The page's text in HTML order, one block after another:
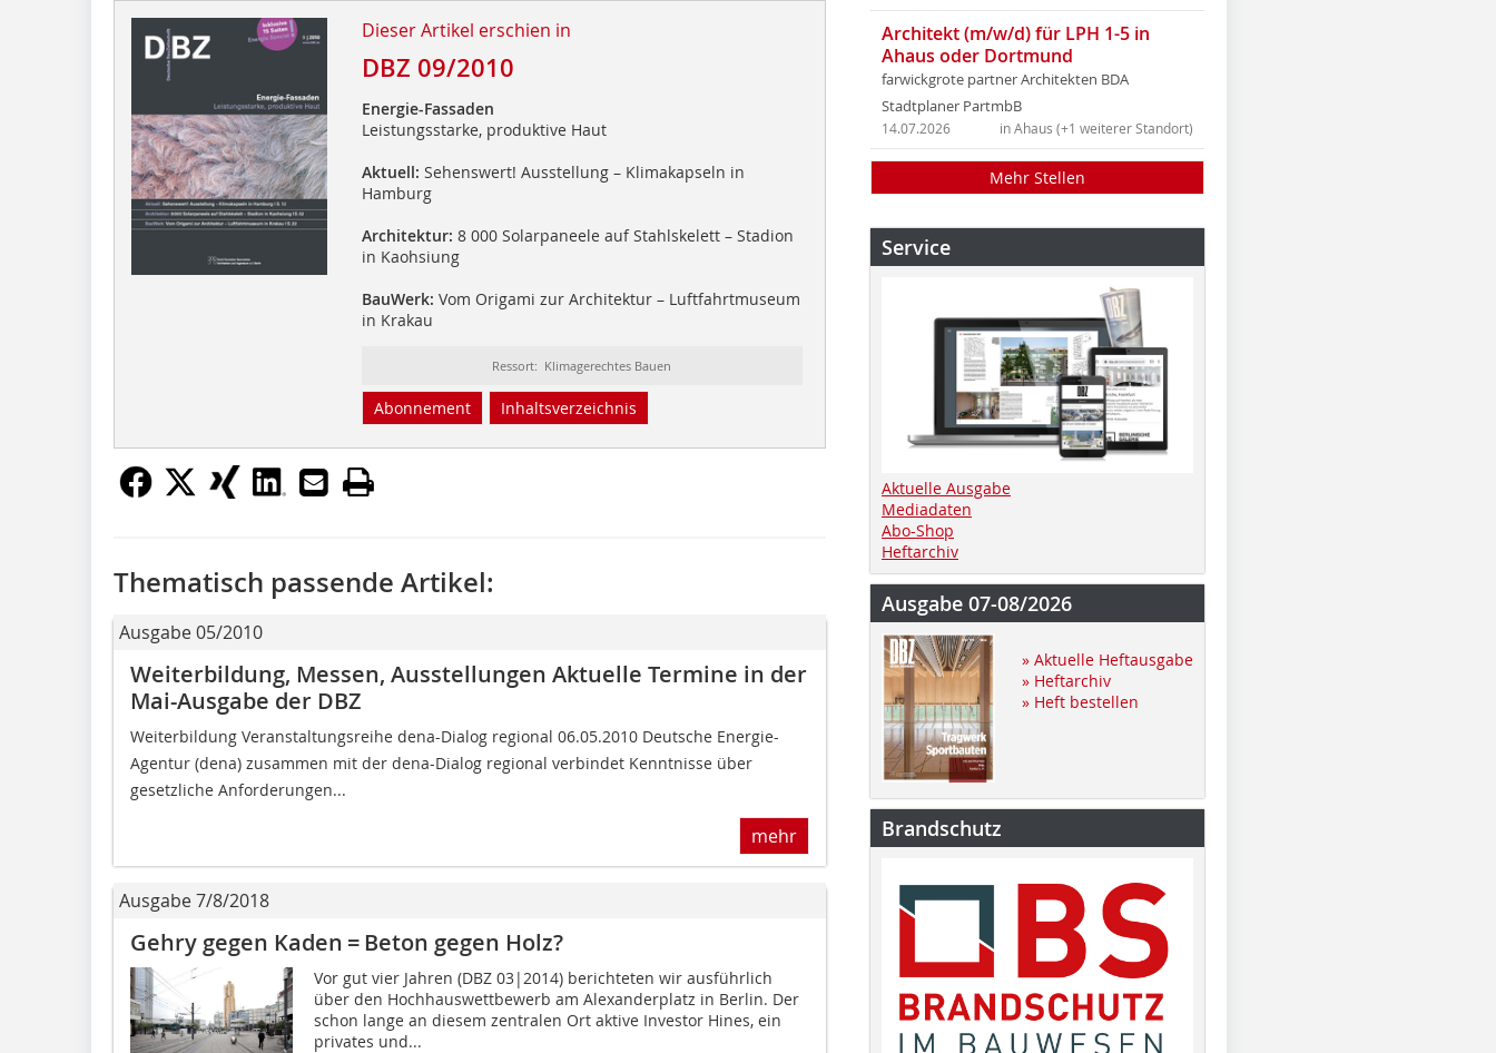
Dieser Artikel erschien in
DBZ 09/2010
Energie-Fassaden
Leistungsstarke, produktive Haut
Aktuell: Sehenswert! Ausstellung – Klimakapseln in
Hamburg
Architektur: 8 000 Solarpaneele auf Stahlskelett – Stadion
in Kaohsiung
BauWerk: Vom Origami zur Architektur – Luftfahrtmuseum
in Krakau
Ressort: Klimagerechtes Bauen
Abonnement Inhaltsverzeichnis
Thematisch passende Artikel:
Ausgabe 05/2010
Weiterbildung, Messen, Ausstellungen Aktuelle Termine in der
Mai-Ausgabe der DBZ
Weiterbildung Veranstaltungsreihe dena-Dialog regional 06.05.2010 Deutsche Energie-
Agentur (dena) zusammen mit der dena-Dialog regional verbindet Kenntnisse über
gesetzliche Anforderungen...
mehr
Ausgabe 7/8/2018
Gehry gegen Kaden = Beton gegen Holz?
Vor gut vier Jahren (DBZ 03|2014) berichteten wir ausführlich
über den Hochhauswettbewerb am Alexanderplatz in Berlin. Der
schon lange an diesem zentralen Ort aktive Investor Hines, ein
privates und...
Architekt (m/w/d) für LPH 1-5 in
Ahaus oder Dortmund
farwickgrote partner Architekten BDA
Stadtplaner PartmbB
in Ahaus (+1 weiterer Standort)
14.07.2026
Mehr Stellen
Service
Aktuelle Ausgabe
Mediadaten
Abo-Shop
Heftarchiv
Ausgabe 07-08/2026
» Aktuelle Heftausgabe
» Heftarchiv
» Heft bestellen
Brandschutz